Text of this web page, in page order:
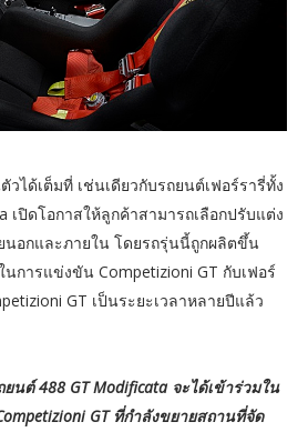
ได้เต็มที่ เช่นเดียวกับรถยนต์เฟอร์รารี่ทั้ง
เปิดโอกาสให้ลูกค้าสามารถเลือกปรับแต่ง
นอกและภายใน โดยรถรุ่นนี้ถูกผลิตขึ้น
การแข่งขัน Competizioni GT กับเฟอร์
GT เป็นระยะเวลาหลายปีแล้ว
ยนต์ 488 GT Modificata จะได้เข้าร่วมใน
GT ที่กำลังขยายสถานที่จัด